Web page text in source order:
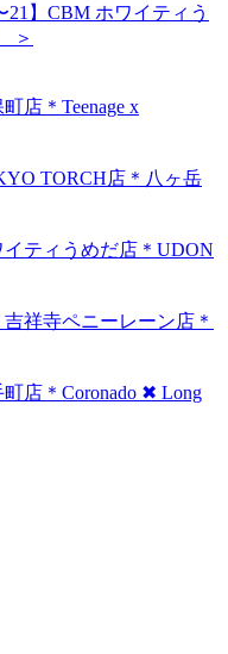
21】CBM ホワイティう
＞
店＊Teenage x
TORCH店＊八ヶ岳
イティうめだ店＊UDON
吉祥寺ペニーレーン店＊
店＊Coronado ✖︎ Long